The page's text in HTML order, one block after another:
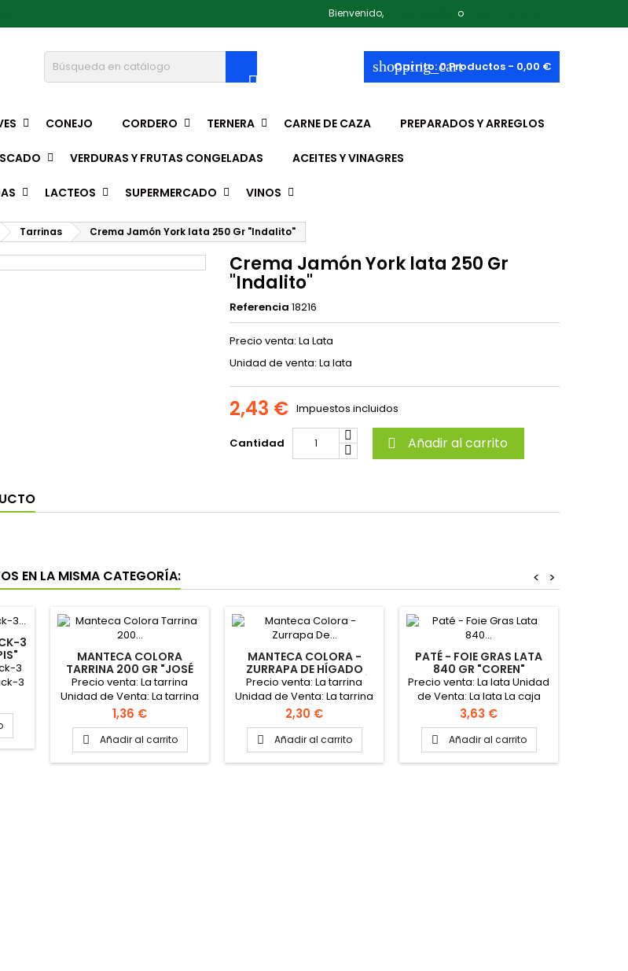
Bienvenido, o
shopping_cart
Carrito:0Productos - 0,00 €

CONEJO CORDERO TERNERA CARNE DE CAZA PREPARADOS Y ARREGLOS
VERDURAS Y FRUTAS CONGELADAS ACEITES Y VINAGRES
LACTEOS SUPERMERCADO VINOS
Tarrinas Crema Jamón York lata 250 Gr "Indalito"
Crema Jamón York lata 250 Gr
"Indalito"
Referencia 18216
Precio venta: La Lata
Unidad de venta: La lata
2,43 € Impuestos incluidos
Cantidad  Añadir al carrito
EN LA MISMA CATEGORÍA: >
<
3
3
3
3
MANTECA COLORA
TARRINA 200 GR "JOSÉ
CABO"
Precio venta: La tarrina
Unidad de Venta: La tarrina
Precio
1,36 €
 Añadir al carrito
MANTECA COLORA -
ZURRAPA DE HÍGADO
TARRINA 200 GR "JOSÉ
CABO"
Precio venta: La tarrina
Unidad de Venta: La tarrina
Precio
2,30 €
 Añadir al carrito
PATÉ - FOIE GRAS LATA
840 GR "COREN"
Precio venta: La lata Unidad
de Venta: La lata La caja
contiene 6 latas
Precio
3,63 €
 Añadir al carrito